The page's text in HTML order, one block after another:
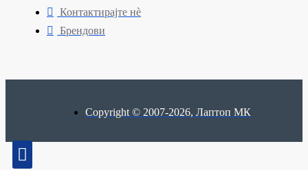
Контактирајте нè
Брендови
Copyright © 2007-2026, Лаптоп МК